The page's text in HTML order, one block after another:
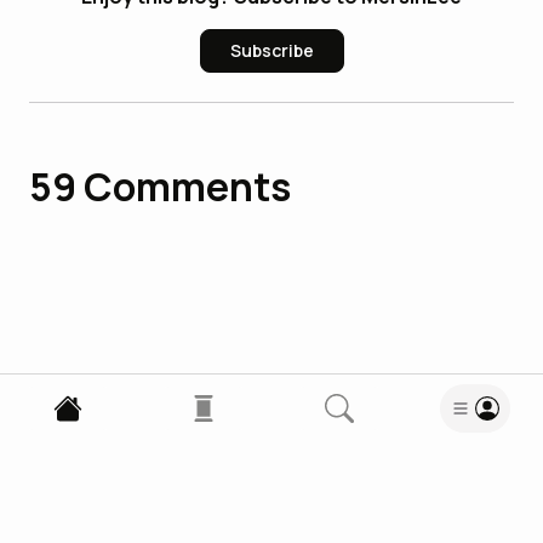
Subscribe
59 Comments